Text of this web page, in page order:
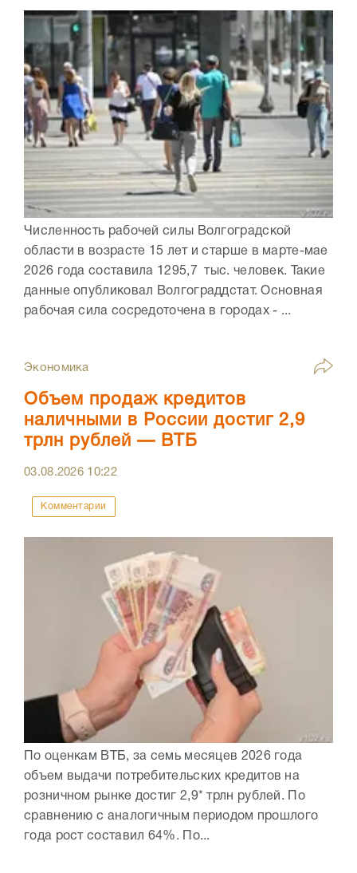
Численность рабочей силы Волгоградской
области в возрасте 15 лет и старше в марте-мае
2026 года составила 1295,7 тыс. человек. Такие
данные опубликовал Волгограддстат. Основная
рабочая сила сосредоточена в городах - ...
Экономика
Объем продаж кредитов
наличными в России достиг 2,9
трлн рублей — ВТБ
03.08.2026 10:22
Комментарии
По оценкам ВТБ, за семь месяцев 2026 года
объем выдачи потребительских кредитов на
розничном рынке достиг 2,9* трлн рублей. По
сравнению с аналогичным периодом прошлого
года рост составил 64%. По...